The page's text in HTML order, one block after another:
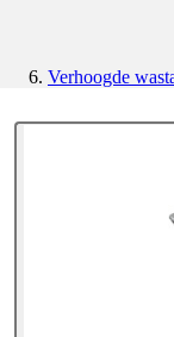
Verhoogde